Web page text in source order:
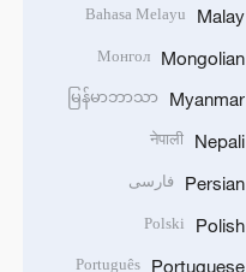
Malay
Bahasa Melayu
Mongolian
Монгол
Myanmar
မြန်မာဘာသာ
Nepali
नेपाली
Persian فارسی
Polish
Polski
Portuguese
Português